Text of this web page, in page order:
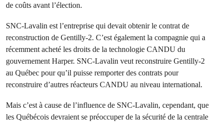
de coûts avant l’élection.
SNC-Lavalin est l’entreprise qui devait obtenir le contrat de
reconstruction de Gentilly-2. C’est également la compagnie qui a
récemment acheté les droits de la technologie CANDU du
gouvernement Harper. SNC-Lavalin veut reconstruire Gentilly-2
au Québec pour qu’il puisse remporter des contrats pour
reconstruire d’autres réacteurs CANDU au niveau international.
Mais c’est à cause de l’influence de SNC-Lavalin, cependant, que
les Québécois devraient se préoccuper de la sécurité de la centrale